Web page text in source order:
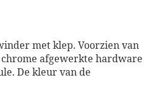
met klep. Voorzien van
afgewerkte hardware
De kleur van de